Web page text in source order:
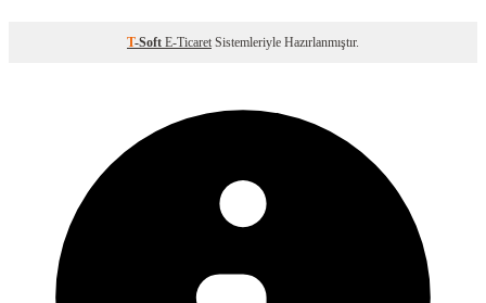
T-Soft E-Ticaret Sistemleriyle Hazırlanmıştır.